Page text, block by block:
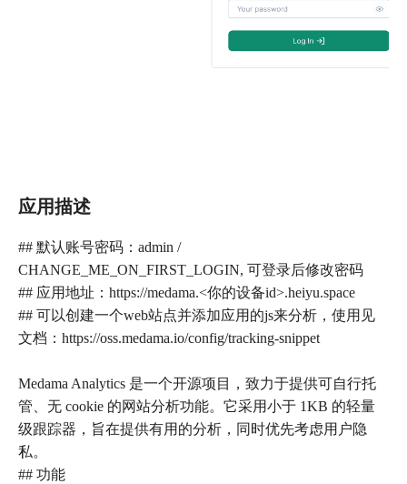
应用描述
## 默认账号密码：admin /
CHANGE_ME_ON_FIRST_LOGIN, 可登录后修改密码
## 应用地址：https://medama.<你的设备id>.heiyu.space
## 可以创建一个web站点并添加应用的js来分析，使用见
文档：https://oss.medama.io/config/tracking-snippet
Medama Analytics 是一个开源项目，致力于提供可自行托
管、无 cookie 的网站分析功能。它采用小于 1KB 的轻量
级跟踪器，旨在提供有用的分析，同时优先考虑用户隐
私。
## 功能